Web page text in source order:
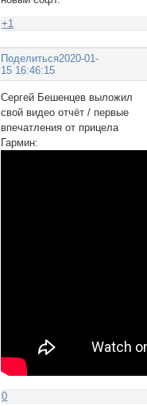
+1
Поделиться2020-01-
15 16:46:15
Сергей Бешенцев выложил
свой видео отчёт / первые
впечатления от прицела
Гармин:
0